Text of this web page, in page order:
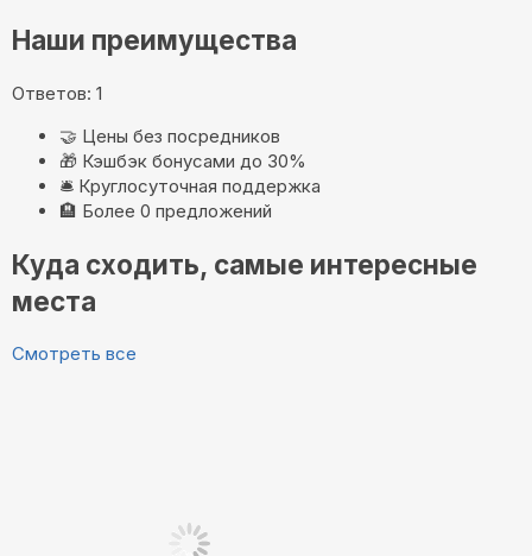
Наши преимущества
Ответов: 1
🤝 Цены без посредников
🎁 Кэшбэк бонусами до 30%
🛎️ Круглосуточная поддержка
🏨 Более 0 предложений
Куда сходить, самые интересные
места
Смотреть все